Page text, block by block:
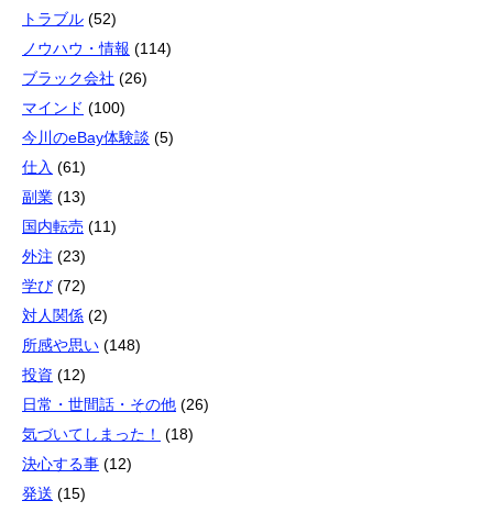
トラブル (52)
ノウハウ・情報 (114)
ブラック会社 (26)
マインド (100)
今川のeBay体験談 (5)
仕入 (61)
副業 (13)
国内転売 (11)
外注 (23)
学び (72)
対人関係 (2)
所感や思い (148)
投資 (12)
日常・世間話・その他 (26)
気づいてしまった！
(18)
決心する事 (12)
発送 (15)